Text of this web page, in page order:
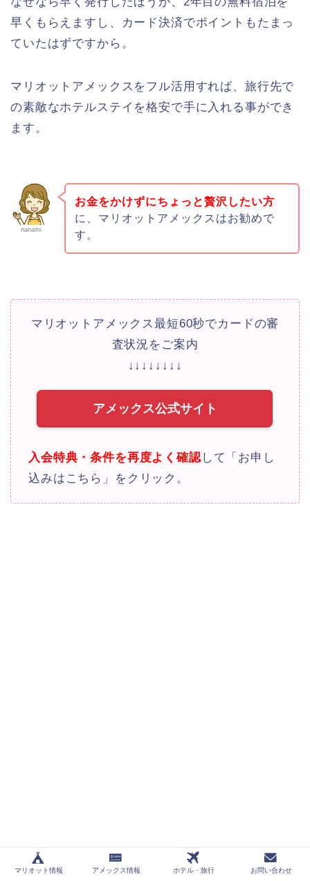
早くもらえますし、カード決済でポイントもたまっ
ていたはずですから。
マリオットアメックスをフル活用すれば、旅行先で
の素敵なホテルステイを格安で手に入れる事ができ
ます。
nanami
お金をかけずにちょっと贅沢したい方
に、マリオットアメックスはお勧めで
す。
マリオットアメックス最短60秒でカードの審
査状況をご案内
↓↓↓↓↓↓↓↓
アメックス公式サイト
入会特典・条件を再度よく確認して「お申し
込みはこちら」をクリック。
マリオット情報 アメックス情報 ホテル・旅行 お問い合わせ